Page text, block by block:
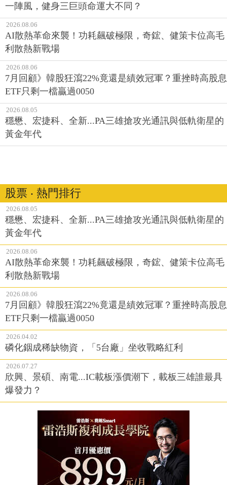
一陣風，健身三巨頭命運大不同？
2026.08.06
AI散熱革命來襲！功耗飆破極限，奇鋐、健策卡位高毛
利散熱新戰場
2026.08.06
7月回顧》韓股狂瀉22%竟還是績效冠軍？重挫時高股息
ETF只剩一檔贏過0050
2026.08.05
穩懋、宏捷科、全新...PA三雄搶攻光通訊與低軌衛星的
黃金年代
股票 ‧ 熱門排行
2026.08.05
穩懋、宏捷科、全新...PA三雄搶攻光通訊與低軌衛星的
黃金年代
2026.08.06
AI散熱革命來襲！功耗飆破極限，奇鋐、健策卡位高毛
利散熱新戰場
2026.08.06
7月回顧》韓股狂瀉22%竟還是績效冠軍？重挫時高股息
ETF只剩一檔贏過0050
2026.04.02
磷化銦成稀缺物資，「5台廠」坐收戰略紅利
2026.07.27
欣興、景碩、南電...IC載板漲價潮下，載板三雄誰最具
爆發力？